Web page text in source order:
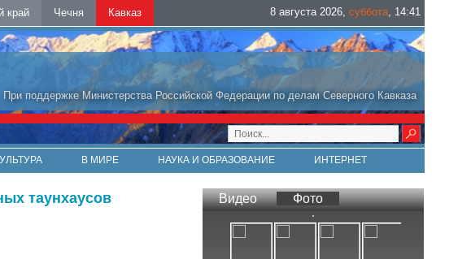
край Чечня Кавказ 8 августа 2026, суббота, 14:41
При поддержке Министерства Российской Федерации по делам Северного Кавказа
В МИРЕ НАУКА И ОБРАЗОВАНИЕ
ИНТЕРНЕТ
таунхаусов Видео Фото